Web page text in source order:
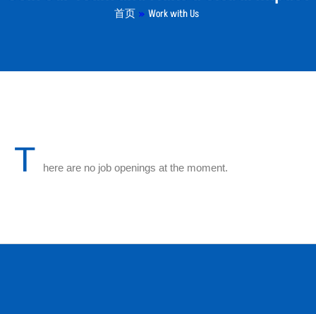
首页 » Work with Us
T here are no job openings at the moment.